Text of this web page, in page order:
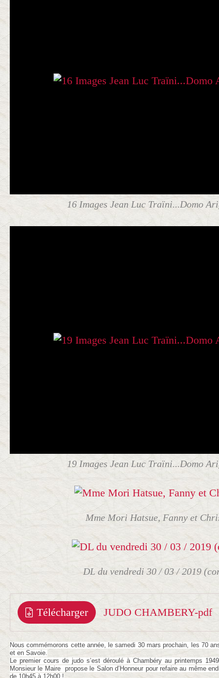
16 Images Jean Luc Traïni...Domo
19 Images Jean Luc Traïni...Domo
Mme Mori Hatsue, Fanny et
DL du vendredi 30 / 03 / 2019
Télécharger JUDO CHAMBERY-pdf
Nous commémorons cette année, le samedi 30 mars prochain, les 70
et en Savoie.
Le premier cours de judo s’est déroulé à Chambéry au printemps
Monsieur le Maire propose le Salon d’Honneur pour refaire au même
de 10h45 à 12h00 !